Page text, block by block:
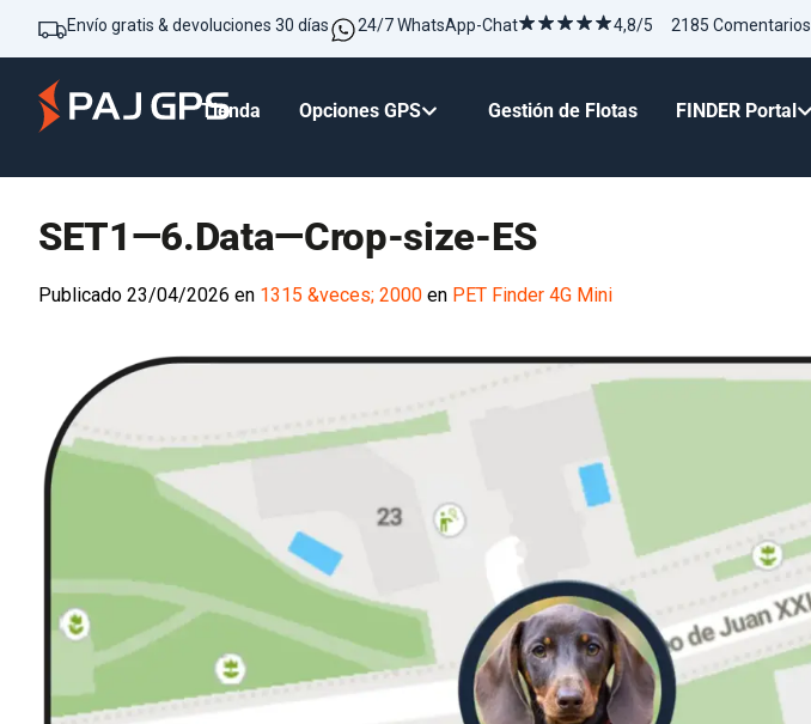
Envío gratis & devoluciones 30 días 24/7 WhatsApp-Chat 4,8/5 2185 Comentarios
Tienda Opciones GPS Gestión de Flotas FINDER Portal
SET1—6.Data—Crop-size-ES
Publicado 23/04/2026 en 1315 &veces; 2000 en PET Finder 4G Mini